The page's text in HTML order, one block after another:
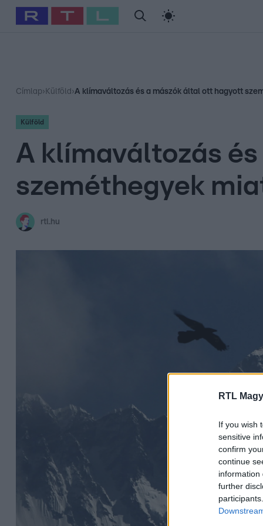
RTL
If you wish
sensitive
confirm
continue
information
further
Babits Marcella Szellő István Most Wanted
Címlap› Külföld ›A klímaváltozás és a mászók által ott hagyott
Külföld
A klímaváltozás
szeméthegyek
rtl.hu